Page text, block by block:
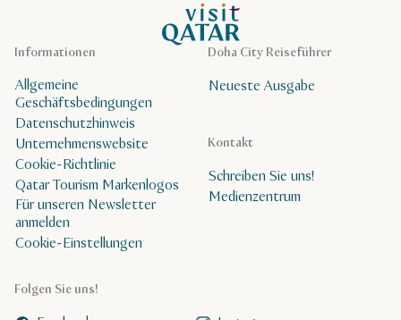
VisitQatar Homepage
Doha City Reiseführer
Neueste Ausgabe
Folgen Sie uns!
Kontakt
Schreiben Sie uns!
Medienzentrum
Informationen
Allgemeine
Geschäftsbedingungen
Datenschutzhinweis
Unternehmenswebsite
Cookie-Richtlinie
Qatar Tourism Markenlogos
Für unseren Newsletter
anmelden
Cookie-Einstellungen